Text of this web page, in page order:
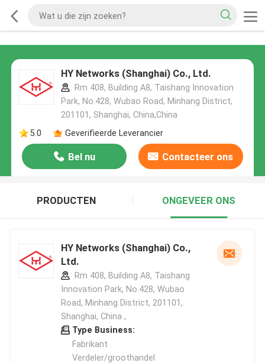
HY Networks (Shanghai) Co., Ltd.
Rm 408, Building A8, Taishang Innovation
Park, No.428, Wubao Road, Minhang District,
201101, Shanghai, China,China
5.0
Geverifieerde Leverancier
Bel nu Contacteer ons
PRODUCTEN ONGEVEER ONS
HY Networks (Shanghai) Co.,
Ltd.
Rm 408, Building A8, Taishang
Innovation Park, No.428, Wubao
Road, Minhang District, 201101,
Shanghai, China ,
Type Business:
Fabrikant
Verdeler/groothandel